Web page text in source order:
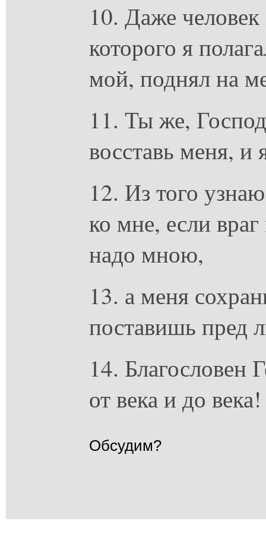
10. Даже
которого я
мой, поднял на
11. Ты же,
восставь меня, и
12. Из того
ко мне, если
надо мною,
13. а меня
поставишь пред
14. Благословен
от века и до
Обсудим?